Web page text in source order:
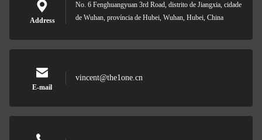
Address
No. 6 Fenghuangyuan 3rd Road, distrito de Jiangxia, cidade
de Wuhan, província de Hubei, Wuhan, Hubei, China
E-mail
vincent@the1one.cn